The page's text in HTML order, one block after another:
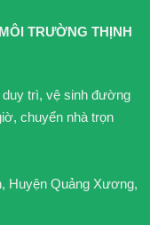
TRƯỜNG THỊNH
trì, vệ sinh đường
chuyển nhà trọn
Huyện Quảng Xương,